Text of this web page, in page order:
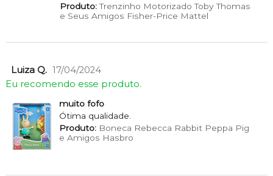
Produto:Trenzinho Motorizado Toby Thomas
e Seus Amigos Fisher-Price Mattel
Luiza Q. 17/04/2024
Eu recomendo esse produto.
muito fofo
Ótima qualidade.
Produto:Boneca Rebecca Rabbit Peppa Pig
e Amigos Hasbro